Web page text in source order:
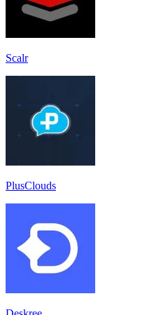
Scalr
PlusClouds